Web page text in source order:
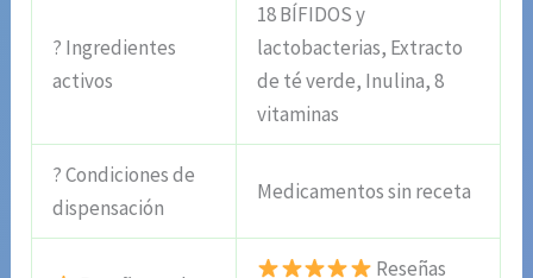
? Ingredientes
activos
18 BÍFIDOS y
lactobacterias, Extracto
de té verde, Inulina, 8
vitaminas
? Condiciones de
dispensación
Medicamentos sin receta
Reseñas